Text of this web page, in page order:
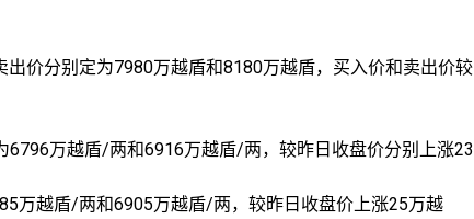
价分别定为7980万越盾和8180万越盾，买入价和卖出价较
万越盾/两和6916万越盾/两，较昨日收盘价分别上涨23
万越盾/两和6905万越盾/两，较昨日收盘价上涨25万越